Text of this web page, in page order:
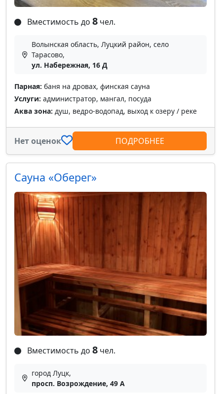
Вместимость до 8 чел.
Волынская область, Луцкий район, село
Тарасово,
ул. Набережная, 16 Д
Парная: баня на дровах, финская сауна
Услуги: администратор, мангал, посуда
Аква зона: душ, ведро-водопад, выход к озеру / реке
Нет оценок ПОДРОБНЕЕ
Сауна «Оберег»
Вместимость до 8 чел.
город Луцк,
просп. Возрождение, 49 А